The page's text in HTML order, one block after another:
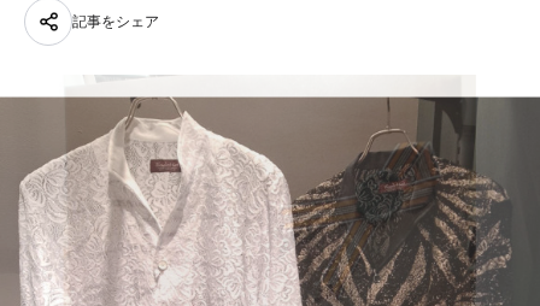
記事をシェア